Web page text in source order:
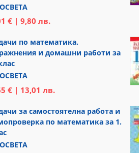
€ | 9,80 лв.
по математика.
и домашни работи за
€ | 13,01 лв.
за самостоятелна работа и
по математика за 1.